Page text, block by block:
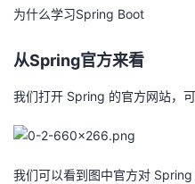
我
的
课
我
的
我
技
术
的
云
为什么学习Spring Boot
从Spring官方来看
我们打开 Spring 的官方网站，可
我们可以看到图中官方对